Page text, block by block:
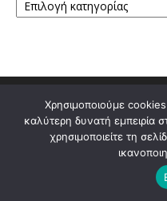
Χρησιμοποιούμε
καλύτερη δυνατή εμπειρία
χρησιμοποιείτε τη